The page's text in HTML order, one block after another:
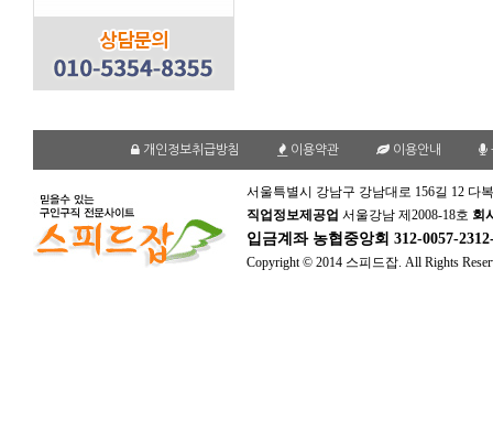
개인정보취급방침 이용약관 이용안내
서울특별시 강남구 강남대로 156길 12 다
직업정보제공업 서울강남 제2008-18호 회
입금계좌 농협중앙회 312-0057-
Copyright © 2014 스피드잡. All Rights